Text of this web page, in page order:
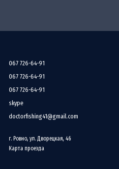
067 726-64-91
067 726-64-91
067 726-64-91
skype
doctorfishing41@gmail.com
г. Ровно, ул. Дворецкая, 46
Карта проезда